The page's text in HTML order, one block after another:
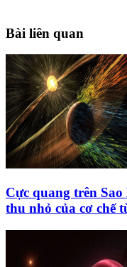
Bài liên quan
Cực quang trên
thu nhỏ của cơ chế